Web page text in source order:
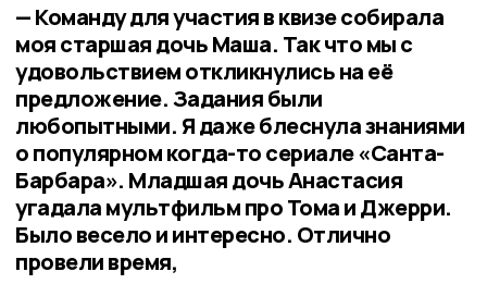
— Команду для участия в квизе собирала
моя старшая дочь Маша. Так что мы с
удовольствием откликнулись на её
предложение. Задания были
любопытными. Я даже блеснула знаниями
о популярном когда-то сериале «Санта-
Барбара». Младшая дочь Анастасия
угадала мультфильм про Тома и Джерри.
Было весело и интересно. Отлично
провели время,